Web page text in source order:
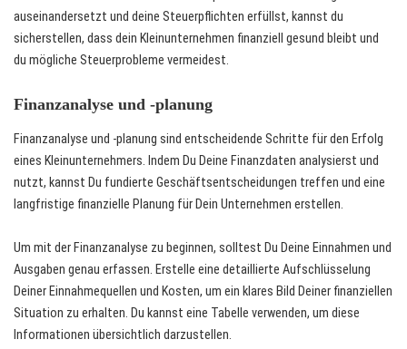
auseinandersetzt und deine Steuerpflichten erfüllst, kannst du
sicherstellen, dass dein Kleinunternehmen finanziell gesund bleibt und
du mögliche Steuerprobleme vermeidest.
Finanzanalyse und -planung
Finanzanalyse und -planung sind entscheidende Schritte für den Erfolg
eines Kleinunternehmers. Indem Du Deine Finanzdaten analysierst und
nutzt, kannst Du fundierte Geschäftsentscheidungen treffen und eine
langfristige finanzielle Planung für Dein Unternehmen erstellen.
Um mit der Finanzanalyse zu beginnen, solltest Du Deine Einnahmen und
Ausgaben genau erfassen. Erstelle eine detaillierte Aufschlüsselung
Deiner Einnahmequellen und Kosten, um ein klares Bild Deiner finanziellen
Situation zu erhalten. Du kannst eine Tabelle verwenden, um diese
Informationen übersichtlich darzustellen.